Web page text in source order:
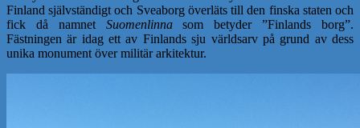
Finland självständigt och Sveaborg överläts till den finska staten och
fick då namnet Suomenlinnasom betyder ”Finlands borg”.
Fästningen är idag ett av Finlands sju världsarv på grund av dess
unika monument över militär arkitektur.